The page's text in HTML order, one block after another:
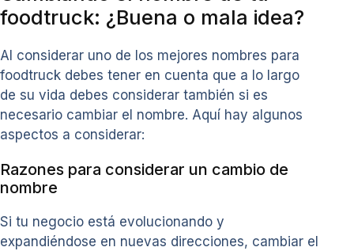
foodtruck: ¿Buena o mala idea?
Al considerar uno de los mejores nombres para
foodtruck debes tener en cuenta que a lo largo
de su vida debes considerar también si es
necesario cambiar el nombre. Aquí hay algunos
aspectos a considerar:
Razones para considerar un cambio de
nombre
Si tu negocio está evolucionando y
expandiéndose en nuevas direcciones, cambiar el